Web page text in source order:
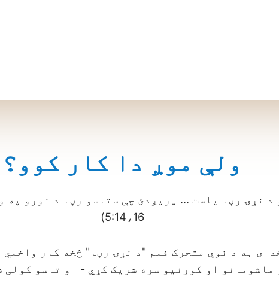
ولې موږ دا کار کوو؟
د نړۍ رڼا یاست ... پریږدئ چې ستاسو رڼا د نورو په
5:14،16)
به د نوي متحرک فلم "د نړۍ رڼا" څخه کار واخلي
ماشومانو او کورنیو سره شریک کړي - او تاسو کولی